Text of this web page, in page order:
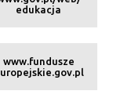
edukacja
www.fundusze